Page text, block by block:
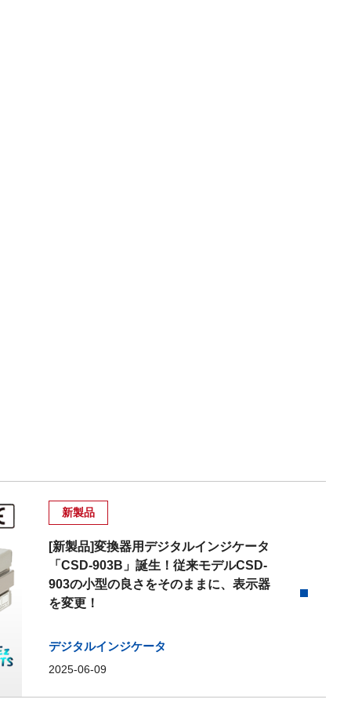
新製品
[新製品]変換器用デジタルインジケータ
「CSD-903B」誕生！従来モデルCSD-
903の小型の良さをそのままに、表示器
を変更！
デジタルインジケータ
2025-06-09